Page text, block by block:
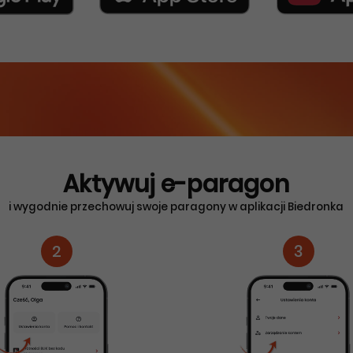
Aktywuj e-paragon
i wygodnie przechowuj swoje paragony w aplikacji Biedronka
2 3